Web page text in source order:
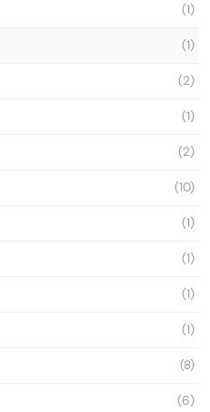
(1)
(1)
(2)
(1)
(2)
(10)
(1)
(1)
(1)
(1)
(8)
(6)